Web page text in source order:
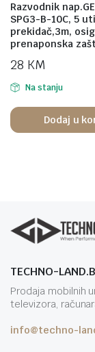
Razvodnik
SPG3-B-10C, 5
prekidač,3m,
prenaponska
28 KM
Na stanju
Dodaj u
TECHNO-
Prodaja mobilnih
televizora,
info@techno-